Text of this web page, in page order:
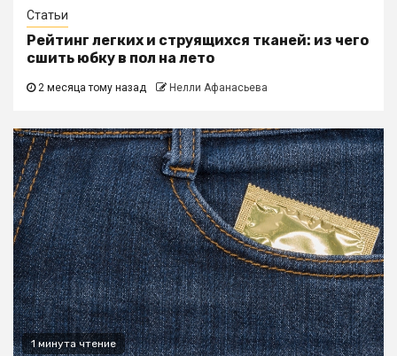
Статьи
Рейтинг легких и струящихся тканей: из чего
сшить юбку в пол на лето
2 месяца тому назад Нелли Афанасьева
1 минута чтение